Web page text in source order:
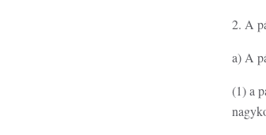
2. A
a) A
(1) a